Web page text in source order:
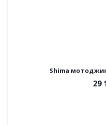
Shima
29